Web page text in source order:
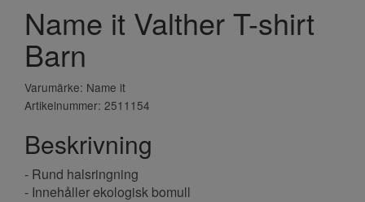
Name it Valther T-shirt
Barn
Varumärke: Name it
Artikelnummer: 2511154
Beskrivning
- Rund halsringning
- Innehåller ekologisk bomull